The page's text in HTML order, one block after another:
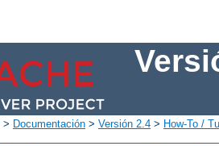
> Documentación > Versión 2.4 > How-To /